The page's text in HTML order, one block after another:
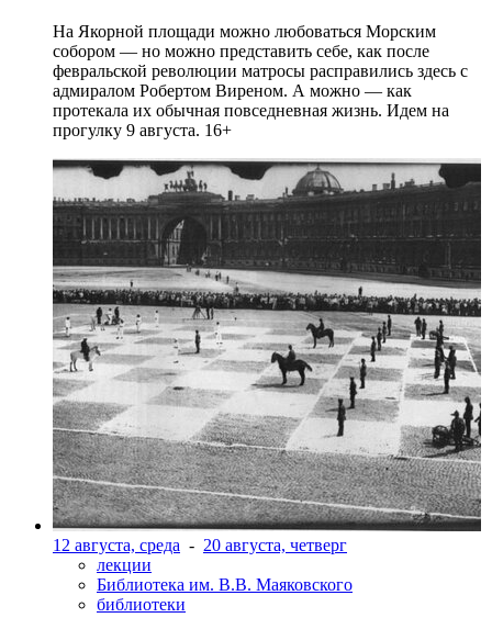
На Якорной площади можно любоваться Морским
собором — но можно представить себе, как после
февральской революции матросы расправились здесь с
адмиралом Робертом Виреном. А можно — как
протекала их обычная повседневная жизнь. Идем на
прогулку 9 августа. 16+
12 августа, среда - 20 августа, четверг
лекции
Библиотека им. В.В. Маяковского
библиотеки